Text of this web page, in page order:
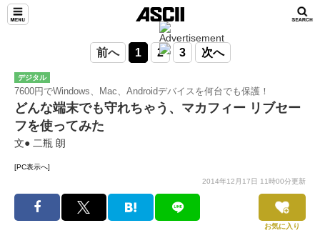
前へ 1 2 3 次へ
デジタル
7600円でWindows、Mac、Androidデバイスを何台でも保護！
どんな端末でも守れちゃう、マカフィー リブセー
フを使ってみた
文● 二瓶 朗
[PC表示へ]
2014年12月17日 11時00分更新
お気に入り